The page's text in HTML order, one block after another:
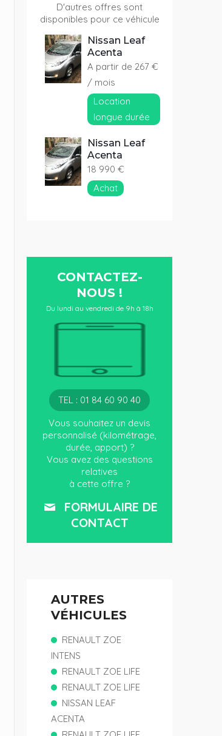
D'autres offres sont
disponibles pour ce véhicule
Nissan Leaf
Acenta
A partir de 267 €
/ mois
Location
longue durée
Nissan Leaf
Acenta
18 990 €
Achat
CONTACTEZ-
NOUS !
Du lundi au vendredi de 9h à 18h
TEL : 01 84 60 90 40
Vous souhaitez un devis
personnalisé (kilométrage,
durée, apport) ?
Vous avez des questions
relatives
à cette offre ?
FORMULAIRE DE
CONTACT
AUTRES
VÉHICULES
RENAULT ZOE
INTENS
RENAULT ZOE LIFE
RENAULT ZOE LIFE
NISSAN LEAF
ACENTA